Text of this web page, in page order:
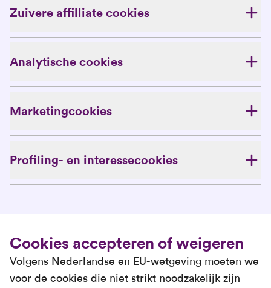
Zuivere affilliate cookies
Analytische cookies
Marketingcookies
Profiling- en interessecookies
Cookies accepteren of weigeren
Volgens Nederlandse en EU-wetgeving moeten we
voor de cookies die niet strikt noodzakelijk zijn